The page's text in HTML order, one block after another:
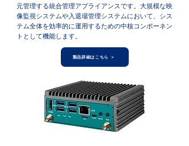
元管理する統合管理アプライアンスです。大規模な映
像監視システムや入退場管理システムにおいて、シス
テム全体を効率的に運用するための中核コンポーネン
トとして機能します。
製品詳細はこちら ＞